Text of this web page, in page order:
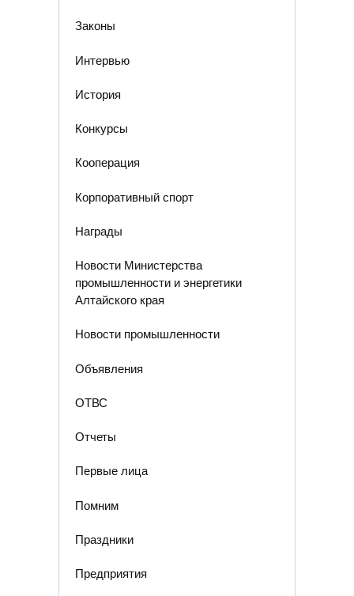
Законы
Интервью
История
Конкурсы
Кооперация
Корпоративный спорт
Награды
Новости Министерства
промышленности и энергетики
Алтайского края
Новости промышленности
Объявления
ОТВС
Отчеты
Первые лица
Помним
Праздники
Предприятия